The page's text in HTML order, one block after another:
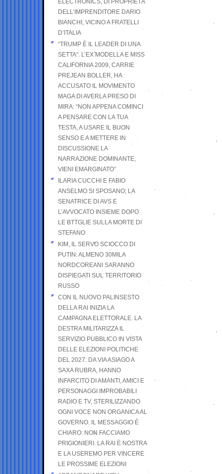
ELECTRONICS, DI PROPRIETÀ
DELL’IMPRENDITORE DARIO
BIANCHI, VICINO A FRATELLI
D’ITALIA
“TRUMP È IL LEADER DI UNA
SETTA”. L’EX MODELLA E MISS
CALIFORNIA 2009, CARRIE
PREJEAN BOLLER, HA
ACCUSATO IL MOVIMENTO
MAGA DI AVERLA PRESO DI
MIRA: “NON APPENA COMINCI
A PENSARE CON LA TUA
TESTA, A USARE IL BUON
SENSO E A METTERE IN
DISCUSSIONE LA
NARRAZIONE DOMINANTE,
VIENI EMARGINATO”
ILARIA CUCCHI E FABIO
ANSELMO SI SPOSANO; LA
SENATRICE DI AVS E
L’AVVOCATO INSIEME DOPO
LE BTTGLIE SULLA MORTE DI
STEFANO
KIM, IL SERVO SCIOCCO DI
PUTIN: ALMENO 30MILA
NORDCOREANI SARANNO
DISPIEGATI SUL TERRITORIO
RUSSO
CON IL NUOVO PALINSESTO
DELLA RAI INIZIA LA
CAMPAGNA ELETTORALE. LA
DESTRA MILITARIZZA IL
SERVIZIO PUBBLICO IN VISTA
DELLE ELEZIONI POLITICHE
DEL 2027: DA VIA ASIAGO A
SAXA RUBRA, HANNO
INFARCITO DI AMANTI, AMICI E
PERSONAGGI IMPROBABILI
RADIO E TV, STERILIZZANDO
OGNI VOCE NON ORGANICA AL
GOVERNO. IL MESSAGGIO È
CHIARO: NON FACCIAMO
PRIGIONIERI. LA RAI È NOSTRA
E LA USEREMO PER VINCERE
LE PROSSIME ELEZIONI